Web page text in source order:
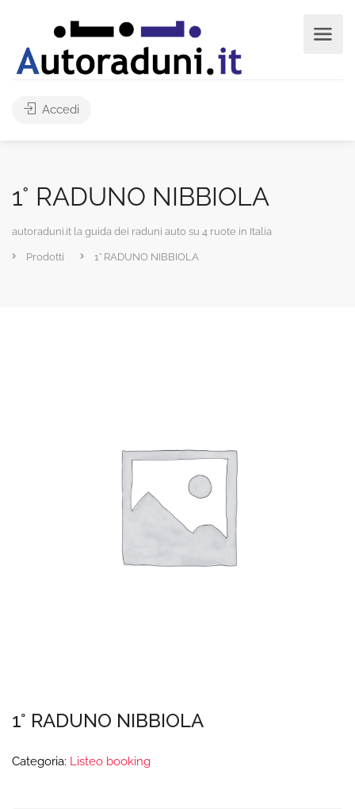
Accedi
1° RADUNO NIBBIOLA
autoraduni.it la guida dei raduni auto su 4 ruote in Italia
Prodotti 1° RADUNO NIBBIOLA
1° RADUNO NIBBIOLA
Categoria: Listeo booking